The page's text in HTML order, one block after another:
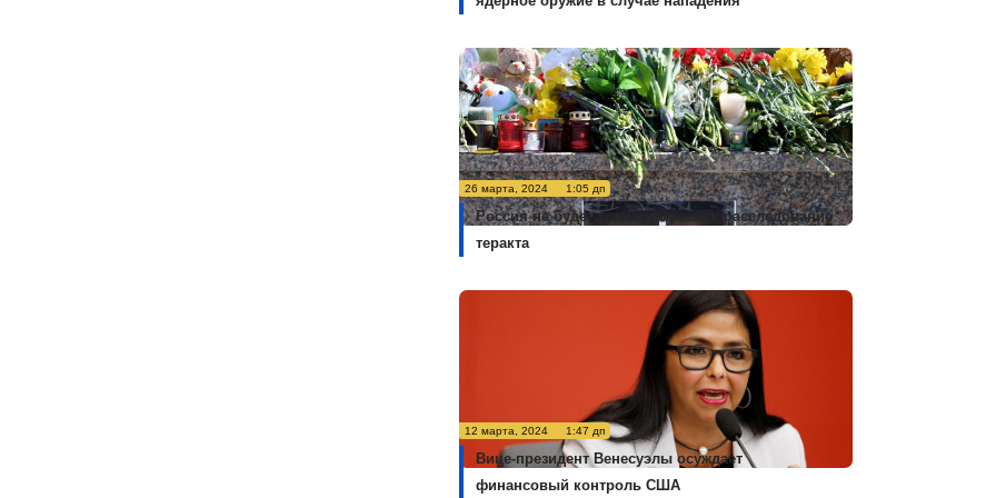
26 марта, 2024 1:05 дп
Россия не будет комментировать расследование
теракта
12 марта, 2024 1:47 дп
Вице-президент Венесуэлы осуждает
финансовый контроль США